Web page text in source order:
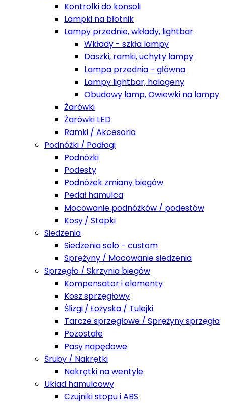
Kontrolki do konsoli
Lampki na błotnik
Lampy przednie, wkłady, lightbar
Wkłady - szkła lampy
Daszki, ramki, uchyty lampy
Lampa przednia - główna
Lampy lightbar, halogeny
Obudowy lamp, Owiewki na lampy
Żarówki
Żarówki LED
Ramki / Akcesoria
Podnóżki / Podłogi
Podnóżki
Podesty
Podnóżek zmiany biegów
Pedał hamulca
Mocowanie podnóżków / podestów
Kosy / Stopki
Siedzenia
Siedzenia solo - custom
Sprężyny / Mocowanie siedzenia
Sprzęgło / Skrzynia biegów
Kompensator i elementy
Kosz sprzęgłowy
Ślizgi / Łożyska / Tulejki
Tarcze sprzęgłowe / Sprężyny sprzęgła
Pozostałe
Pasy napędowe
Śruby / Nakrętki
Nakrętki na wentyle
Układ hamulcowy
Czujniki stopu i ABS